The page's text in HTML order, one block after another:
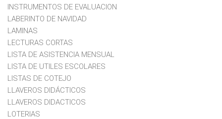
INSTRUMENTOS DE EVALUACION
LABERINTO DE NAVIDAD
LAMINAS
LECTURAS CORTAS
LISTA DE ASISTENCIA MENSUAL
LISTA DE UTILES ESCOLARES
LISTAS DE COTEJO
LLAVEROS DIDÁCTICOS
LLAVEROS DIDACTICOS
LOTERIAS